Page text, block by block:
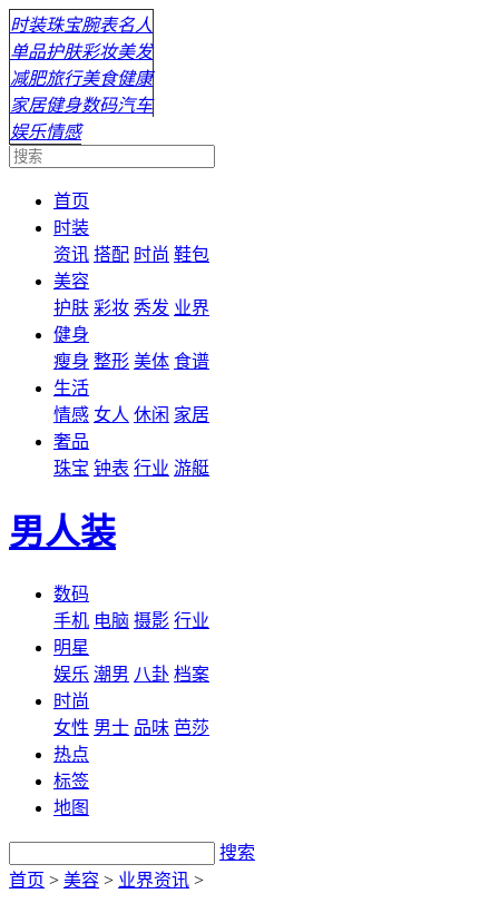
时装珠宝腕表名人
单品护肤彩妆美发
减肥旅行美食健康
家居健身数码汽车
娱乐情感
首页
时装
资讯 搭配 时尚 鞋包
美容
护肤 彩妆 秀发 业界
健身
瘦身 整形 美体 食谱
生活
情感 女人 休闲 家居
奢品
珠宝 钟表 行业 游艇
男人装
数码
手机 电脑 摄影 行业
明星
娱乐 潮男 八卦 档案
时尚
女性 男士 品味 芭莎
热点
标签
地图
搜索
首页 > 美容 > 业界资讯 >